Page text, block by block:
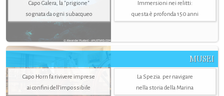
Capo Galera, la "prigione"
sognata da ogni subacqueo
Immersioni nei relitti:
questa è profonda 150 anni
MUSEI
Capo Horn fa rivivere imprese
ai confini dell’impossibile
La Spezia. per navigare
nella storia della Marina